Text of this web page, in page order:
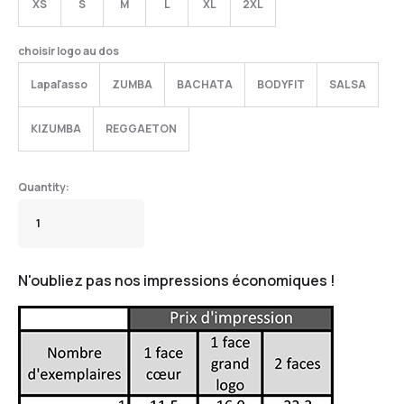
XS S M L XL 2XL
choisir logo au dos
Lapal'asso ZUMBA BACHATA BODYFIT SALSA
KIZUMBA REGGAETON
N'oubliez pas nos impressions économiques !